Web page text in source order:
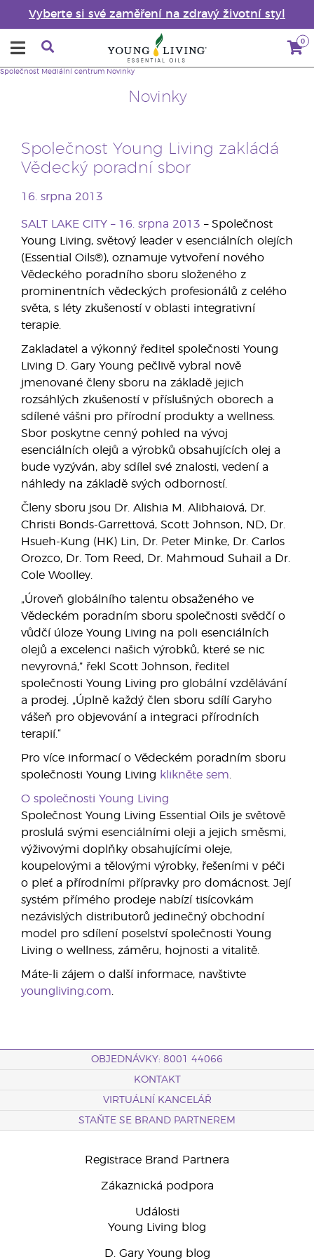
Vyberte si své zaměření na zdravý životní styl
0
Novinky
Společnost Mediální centrum Novinky
Společnost Young Living zakládá
Vědecký poradní sbor
16. srpna 2013
SALT LAKE CITY – 16. srpna 2013 – Společnost
Young Living, světový leader v esenciálních olejích
(Essential Oils®), oznamuje vytvoření nového
Vědeckého poradního sboru složeného z
prominentních vědeckých profesionálů z celého
světa, s léty zkušeností v oblasti integrativní
terapie.
Zakladatel a výkonný ředitel společnosti Young
Living D. Gary Young pečlivě vybral nově
jmenované členy sboru na základě jejich
rozsáhlých zkušeností v příslušných oborech a
sdílené vášni pro přírodní produkty a wellness.
Sbor poskytne cenný pohled na vývoj
esenciálních olejů a výrobků obsahujících olej a
bude vyzýván, aby sdílel své znalosti, vedení a
náhledy na základě svých odborností.
Členy sboru jsou Dr. Alishia M. Alibhaiová, Dr.
Christi Bonds-Garrettová, Scott Johnson, ND, Dr.
Hsueh-Kung (HK) Lin, Dr. Peter Minke, Dr. Carlos
Orozco, Dr. Tom Reed, Dr. Mahmoud Suhail a Dr.
Cole Woolley.
„Úroveň globálního talentu obsaženého ve
Vědeckém poradním sboru společnosti svědčí o
vůdčí úloze Young Living na poli esenciálních
olejů a excelenci našich výrobků, které se nic
nevyrovná,” řekl Scott Johnson, ředitel
společnosti Young Living pro globální vzdělávání
a prodej. „Úplně každý člen sboru sdílí Garyho
vášeň pro objevování a integraci přírodních
terapií.“
Pro více informací o Vědeckém poradním sboru
společnosti Young Living klikněte sem
O společnosti Young Living
Společnost Young Living Essential Oils je světově
proslulá svými esenciálními oleji a jejich směsmi,
výživovými doplňky obsahujícími oleje,
koupelovými a tělovými výrobky, řešeními v péči
o pleť a přírodními přípravky pro domácnost. Její
systém přímého prodeje nabízí tisícovkám
nezávislých distributorů jedinečný obchodní
model pro sdílení poselství společnosti Young
Living o wellness, záměru, hojnosti a vitalitě.
Máte-li zájem o další informace, navštivte
youngliving.com
OBJEDNÁVKY: 8001 44066
KONTAKT
VIRTUÁLNÍ KANCELÁŘ
STAŇTE SE BRAND PARTNEREM
Registrace Brand Partnera
Zákaznická podpora
Události
Young Living blog
D. Gary Young blog